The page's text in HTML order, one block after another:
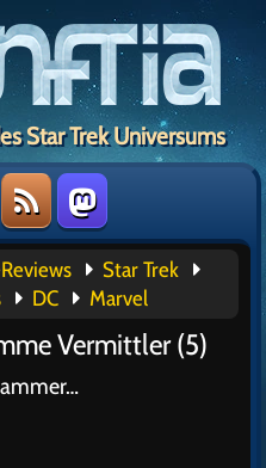
Star Trek Universums
Star Trek
DC Marvel
Vermittler (5)